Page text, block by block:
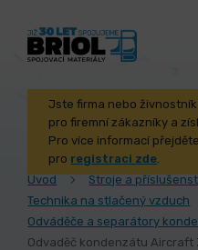
Jste firma nebo
pro firemní zákazníky a
Pro více informací přejděte
pro registraci zde.
Úvod
Stroje a
Technika na stlačený vzduch
Odváděče a separátory
Odvaděč kondenzátu Aircraft